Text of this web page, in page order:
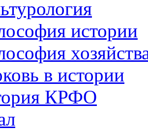
истории
в истории
КРФО